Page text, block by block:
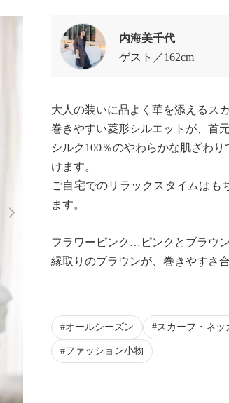
内海美千代
ゲスト
162cm
大人の装いに品よく華を添えるス
巻きやすい菱形シルエットが、首
シルク100％のやわらかな肌ざわ
けます。
ご自宅でのリラックスタイムはも
ます。
フラワーピンク…ピンクとブラウ
縁取りのブラウンが、巻きやすさ
オールシーズン スカーフ・ネッ
ファッション小物